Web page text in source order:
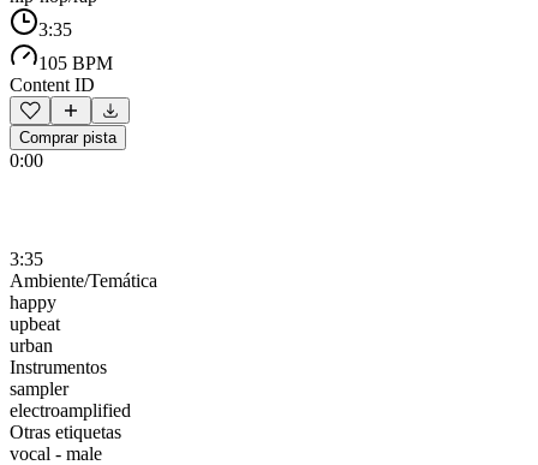
3:35
105 BPM
Content ID
Comprar pista
0:00
3:35
Ambiente/Temática
happy
upbeat
urban
Instrumentos
sampler
electroamplified
Otras etiquetas
vocal - male